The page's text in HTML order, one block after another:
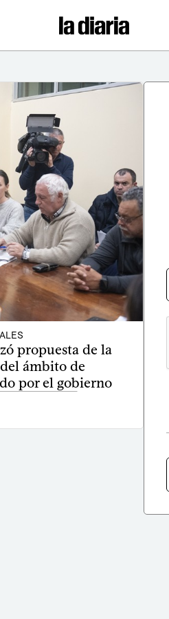
propuesta de la
ámbito de
por el gobierno